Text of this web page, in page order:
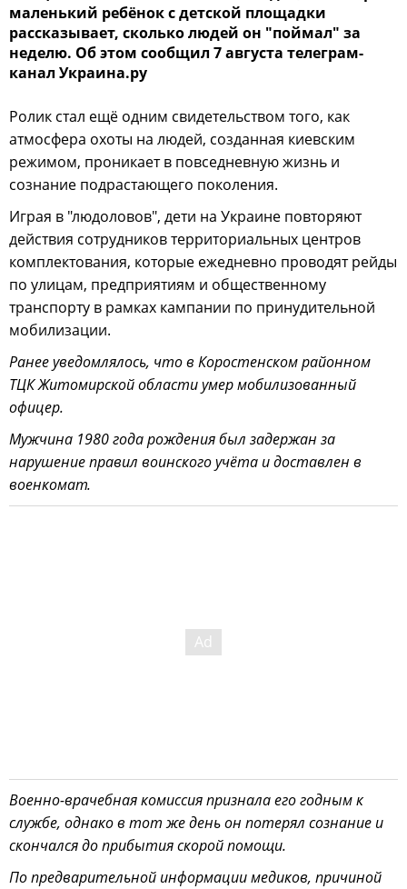
маленький ребёнок с детской площадки
рассказывает, сколько людей он "поймал" за
неделю. Об этом сообщил 7 августа телеграм-
канал Украина.ру
Ролик стал ещё одним свидетельством того, как
атмосфера охоты на людей, созданная киевским
режимом, проникает в повседневную жизнь и
сознание подрастающего поколения.
Играя в "людоловов", дети на Украине повторяют
действия сотрудников территориальных центров
комплектования, которые ежедневно проводят рейды
по улицам, предприятиям и общественному
транспорту в рамках кампании по принудительной
мобилизации.
Ранее уведомлялось, что в Коростенском районном
ТЦК Житомирской области умер мобилизованный
офицер.
Мужчина 1980 года рождения был задержан за
нарушение правил воинского учёта и доставлен в
военкомат.
Военно-врачебная комиссия признала его годным к
службе, однако в тот же день он потерял сознание и
скончался до прибытия скорой помощи.
По предварительной информации медиков, причиной